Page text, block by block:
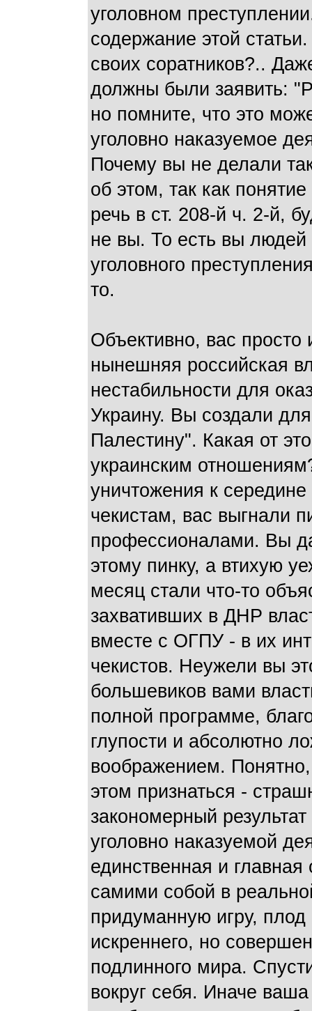
уголовном
содержание этой
своих соратников?..
должны были заявить:
но помните, что это
уголовно наказуемое
Почему вы не делали
об этом, так как
речь в ст. 208-й ч. 2-й,
не вы. То есть вы
уголовного
то.
Объективно, вас просто
нынешняя российская
нестабильности для
Украину. Вы создали
Палестину". Какая от
украинским
уничтожения к
чекистам, вас выгнали
профессионалами. Вы
этому пинку, а втихую
месяц стали что-то
захвативших в ДНР
вместе с ОГПУ - в их
чекистов. Неужели вы
большевиков вами
полной программе,
глупости и абсолютно
воображением.
этом признаться -
закономерный
уголовно наказуемой
единственная и
самими собой в
придуманную игру,
искреннего, но
подлинного мира.
вокруг себя. Иначе